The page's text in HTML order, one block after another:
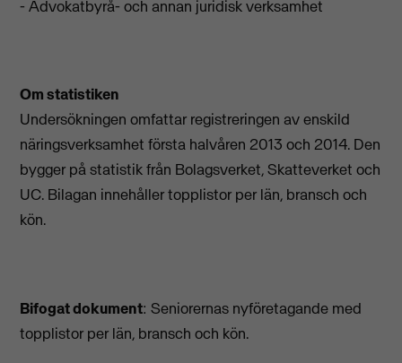
- Advokatbyrå- och annan juridisk verksamhet
Om statistiken
Undersökningen omfattar registreringen av enskild
näringsverksamhet första halvåren 2013 och 2014. Den
bygger på statistik från Bolagsverket, Skatteverket och
UC. Bilagan innehåller topplistor per län, bransch och
kön.
Bifogat dokument: Seniorernas nyföretagande med
topplistor per län, bransch och kön.